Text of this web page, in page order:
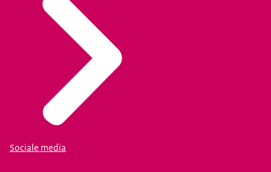
Sociale media